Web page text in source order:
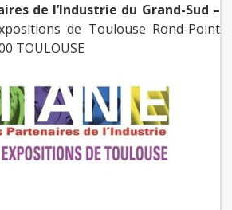
de l’Industrie du Grand-Sud –
de Toulouse Rond-Point
TOULOUSE